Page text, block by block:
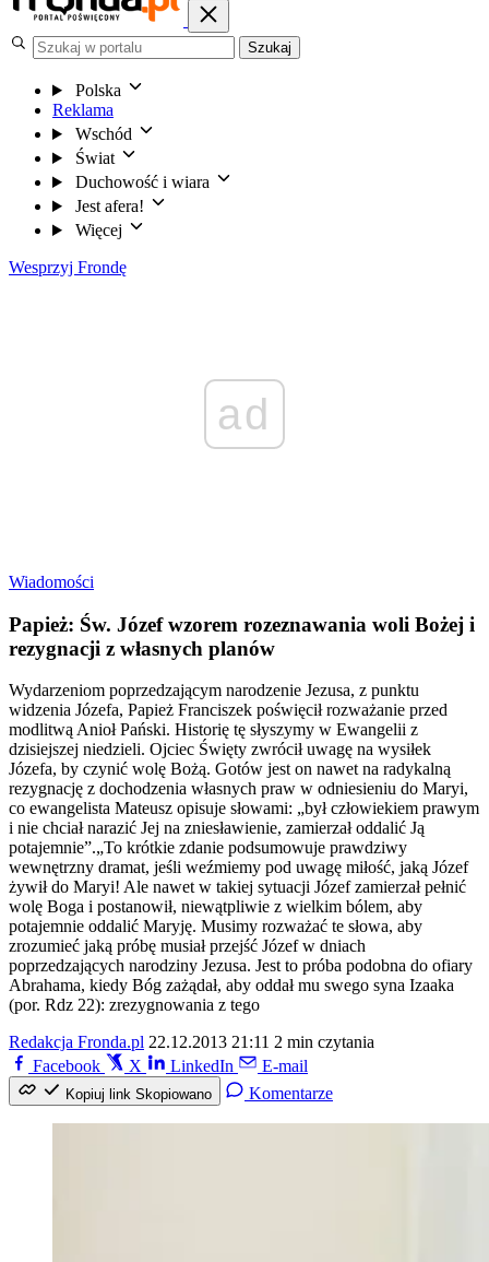
Szukaj
Polska
Reklama
Wschód
Świat
Duchowość i wiara
Jest afera!
Więcej
Wesprzyj Frondę
ad
Wiadomości
Papież: Św. Józef wzorem rozeznawania woli Bożej i
rezygnacji z własnych planów
Wydarzeniom poprzedzającym narodzenie Jezusa, z punktu
widzenia Józefa, Papież Franciszek poświęcił rozważanie przed
modlitwą Anioł Pański. Historię tę słyszymy w Ewangelii z
dzisiejszej niedzieli. Ojciec Święty zwrócił uwagę na wysiłek
Józefa, by czynić wolę Bożą. Gotów jest on nawet na radykalną
rezygnację z dochodzenia własnych praw w odniesieniu do Maryi,
co ewangelista Mateusz opisuje słowami: „był człowiekiem prawym
i nie chciał narazić Jej na zniesławienie, zamierzał oddalić Ją
potajemnie”.„To krótkie zdanie podsumowuje prawdziwy
wewnętrzny dramat, jeśli weźmiemy pod uwagę miłość, jaką Józef
żywił do Maryi! Ale nawet w takiej sytuacji Józef zamierzał pełnić
wolę Boga i postanowił, niewątpliwie z wielkim bólem, aby
potajemnie oddalić Maryję. Musimy rozważać te słowa, aby
zrozumieć jaką próbę musiał przejść Józef w dniach
poprzedzających narodziny Jezusa. Jest to próba podobna do ofiary
Abrahama, kiedy Bóg zażądał, aby oddał mu swego syna Izaaka
(por. Rdz 22): zrezygnowania z tego
Redakcja Fronda.pl 22.12.2013 21:11 2 min czytania
Facebook
X LinkedIn E-mail
Kopiuj link Skopiowano Komentarze